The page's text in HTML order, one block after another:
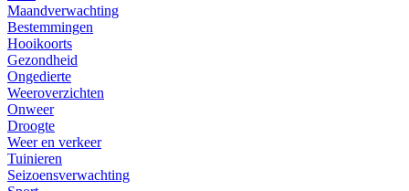
Maandverwachting
Bestemmingen
Hooikoorts
Gezondheid
Ongedierte
Weeroverzichten
Onweer
Droogte
Weer en verkeer
Tuinieren
Seizoensverwachting